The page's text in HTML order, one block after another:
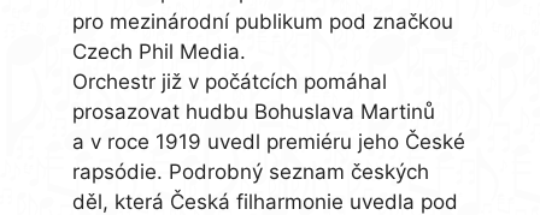
pro mezinárodní publikum pod značkou
Czech Phil Media.
Orchestr již v počátcích pomáhal
prosazovat hudbu Bohuslava Martinů
a v roce 1919 uvedl premiéru jeho České
rapsódie. Podrobný seznam českých
děl, která Česká filharmonie uvedla pod